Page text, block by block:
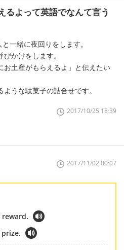
るよって英語でなんて言う
一緒に夜回りをします。
かけをします。
お土産がもらえるよ」と伝えたい
うな駄菓子の詰合せです。
2017/10/25 18:39
2017/11/02 00:07
reward.